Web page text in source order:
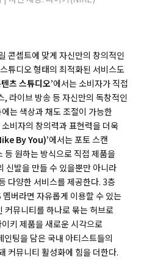
콘셉트에 맞게 자신만의 창의적인
튜디오 형태의 최적화된 서비스도
텐츠 스튜디오’에서는 소비자가 직접
라이브 방송 등 자신만의 독창적인
는 색상과 채도 조절이 가능한
비자의 창의력과 표현력을 더욱
By You)’에서는 포토 스캔
등 원하는 방식으로 직접 제품을
신발을 만들 수 있을뿐만 아니라
다양한 서비스를 제공한다. 3층
버라면 자유롭게 이용할 수 있는
커뮤니티를 하나로 묶는 허브로
키 제품을 새로운 시각으로
팅을 담은 국내 아티스트들의
커뮤니티 활성화에 힘을 더한다.